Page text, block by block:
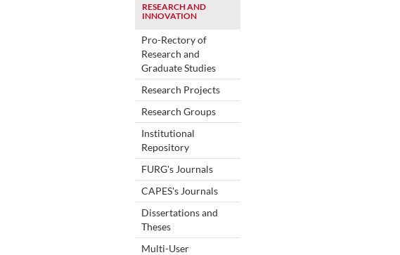
RESEARCH AND
INNOVATION
Pro-Rectory of
Research and
Graduate Studies
Research Projects
Research Groups
Institutional
Repository
FURG's Journals
CAPES's Journals
Dissertations and
Theses
Multi-User